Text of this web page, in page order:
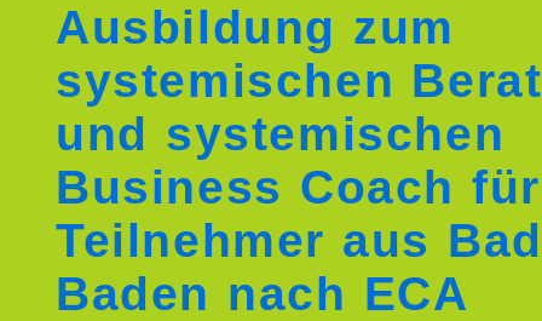
Ausbildung zum
systemischen
und systemischen
Business Coach für
Teilnehmer aus
Baden nach ECA